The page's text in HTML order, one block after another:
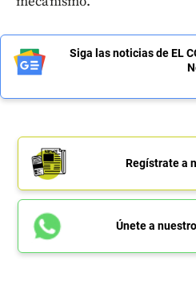
Siga las noticias de EL
Regístrate a
Únete a